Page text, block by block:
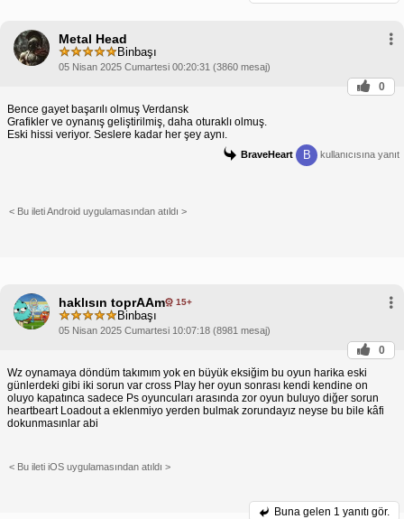
Metal Head
Binbaşı
05 Nisan 2025 Cumartesi 00:20:31 (3860 mesaj)
0
Bence gayet başarılı olmuş Verdansk
Grafikler ve oynanış geliştirilmiş, daha oturaklı olmuş.
Eski hissi veriyor. Seslere kadar her şey aynı.
BraveHeart B kullanıcısına yanıt
< Bu ileti Android uygulamasından atıldı >
haklısın toprAAm 15+
Binbaşı
05 Nisan 2025 Cumartesi 10:07:18 (8981 mesaj)
0
Wz oynamaya döndüm takımım yok en büyük eksiğim bu oyun harika eski
günlerdeki gibi iki sorun var cross Play her oyun sonrası kendi kendine on
oluyo kapatınca sadece Ps oyuncuları arasında zor oyun buluyo diğer sorun
heartbeart Loadout a eklenmiyo yerden bulmak zorundayız neyse bu bile kâfi
dokunmasınlar abi
< Bu ileti iOS uygulamasından atıldı >
Buna gelen 1 yanıtı gör.